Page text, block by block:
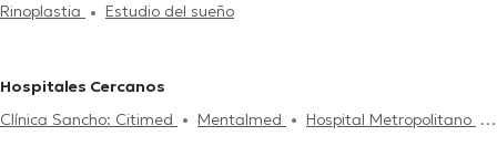
Rinoplastia
Estudio del sueño
Hospitales Cercanos
Clínica Sancho: Citimed
Mentalmed
Hospital Metropolitano